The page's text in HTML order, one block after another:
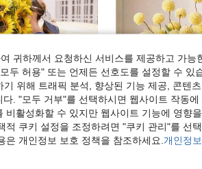
1,144원 절약
귀하께서 요청하신 서비스를 제공하고 가능
두 허용" 또는 언제든 선호도를 설정할 수 있
위해 트래픽 분석, 향상된 기능 제공, 콘텐
. "모두 거부"를 선택하시면 웹사이트 작동에
활성화할 수 있지만 웹사이트 기능에 영향
쿠키 설정을 조정하려면 "쿠키 관리"를 선
개인정보 보호 정책을 참조하세요. 개인정